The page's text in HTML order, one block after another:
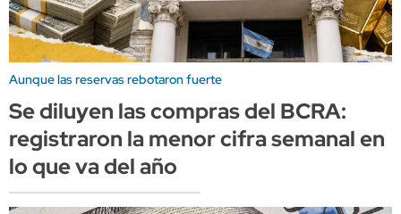
Aunque las reservas rebotaron fuerte
Se diluyen las compras del BCRA:
registraron la menor cifra semanal en
lo que va del año